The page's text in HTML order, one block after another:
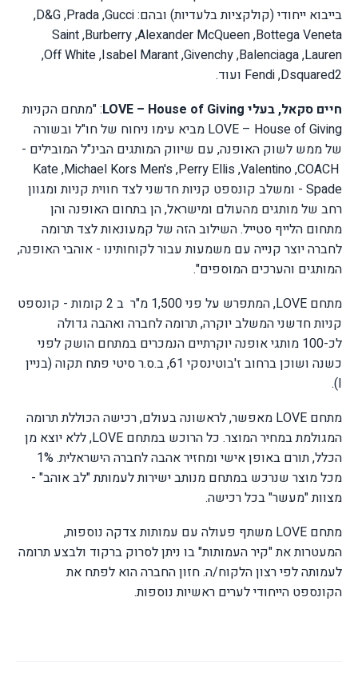
בייבוא ייחודי (קולקציות בלעדיות) ובהם:Gucci
,
Prada
,
D&G
,
Bottega Veneta
,
Alexander McQueen
,
Burberry
,
Saint
Lauren
,
Balenciaga
,
Givenchy
,
Isabel Marant
,
Off White
,
Dsquared2
,
Fendi ועוד.
חיים סקאל, בעלי LOVE – House of Giving: "מתחם הקניות
LOVE – House of Giving מביא עימו ניחוח של חו"ל ובשורה
של ממש לשוק האופנה, עם שיווק המותגים הבינ"ל המובילים -
COACH
,
Perry Ellis ,Valentino
,
Michael Kors Men's
,
Kate
Spade - ומשלב קונספט קניות חדשני לצד חווית קניות ומגוון
רחב של מותגים מהעולם ומישראל, הן בתחום האופנה והן
מתחום הלייף סטייל. השילוב הזה של קמעונאות לצד תרומה
לחברה יוצר קנייה עם משמעות עבור לקוחותינו - אוהבי האופנה,
המותגים והערכים המוספים".
מתחם LOVE
, המתפרש על פני 1,500 מ"ר ב 2 קומות - קונספט
קניות חדשני המשלב יוקרה, תרומה לחברה ואהבה גדולה
לכ-100 מותגי אופנה יוקרתיים הנמכרים במתחם הושק לפני
כשנה ושוכן ברחוב ז'בוטינסקי 61, ב.ס.ר סיטי פתח תקוה (בניין
I
).
מתחם LOVE מאפשר, לראשונה בעולם, רכישה הכוללת תרומה
המגולמת במחיר המוצר. כל הרוכש במתחם LOVE, ללא יוצא מן
הכלל, תורם באופן אישי ומחזיר אהבה לחברה הישראלית. 1%
מכל מוצר שנרכש במתחם מנותב ישירות לעמותת "לב אוהב" -
מצוות "מעשר" בכל רכישה.
מתחם LOVE משתף פעולה עם עמותות צדקה נוספות,
המעטרות את "קיר העמותות" בו ניתן לסרוק ברקוד ולבצע תרומה
לעמותה לפי רצון הלקוח/ה. חזון החברה הוא לפתח את
הקונספט הייחודי לערים ראשיות נוספות.